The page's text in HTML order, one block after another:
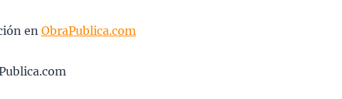
en ObraPublica.com